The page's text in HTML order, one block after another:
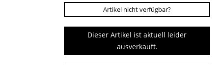
Artikel nicht verfügbar?
Dieser Artikel ist aktuell leider
ausverkauft.